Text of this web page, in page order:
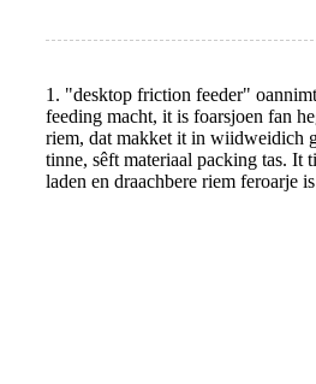
1. "desktop friction feeder"
feeding macht, it is foarsjoen fan
riem, dat makket it in wiidweidich
tinne, sêft materiaal packing tas. It
laden en draachbere riem feroarje